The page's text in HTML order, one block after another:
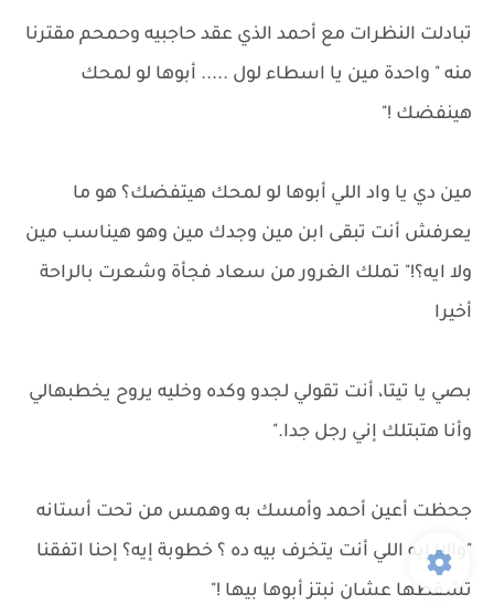
تبادلت النظرات مع أحمد الذي عقد حاجبيه وحمحم مقترنا
منه " واحدة مين يا اسطاء لول ..... أبوها لو لمحك
هينفضك !"
مين دي يا واد اللي أبوها لو لمحك هيتفضك؟ هو ما
يعرفش أنت تبقى ابن مين وجدك مين وهو هيناسب مين
ولا ايه؟!" تملك الغرور من سعاد فجأة وشعرت بالراحة
أخيرا
بصي يا تيتا، أنت تقولي لجدو وكده وخليه يروح يخطبهالي
وأنا هتبتلك إني رجل جدا."
جحظت أعين أحمد وأمسك به وهمس من تحت أستانه
"والا! إيه اللي أنت يتخرف بيه ده ؟ خطوبة إيه؟ إحنا اتفقنا
تشقطها عشان نبتز أبوها بيها !"